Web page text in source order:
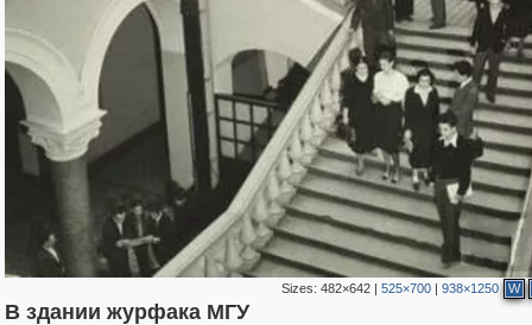
Sizes:482×642 |525×700 |938×1250 W
В здании журфака МГУ
1,406,871 29,248
319,861 8,286
160,009 5,91613,485